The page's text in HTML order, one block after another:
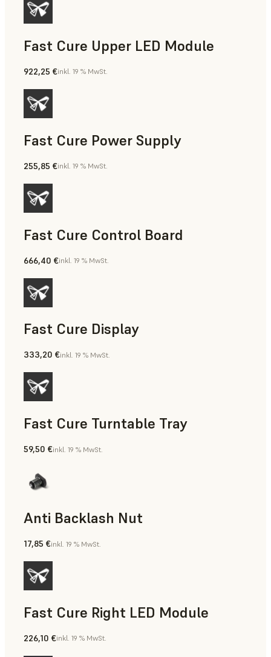
Fast Cure Upper LED Module
922,25 €inkl. 19 % MwSt.
Fast Cure Power Supply
255,85 €inkl. 19 % MwSt.
Fast Cure Control Board
666,40 €inkl. 19 % MwSt.
Fast Cure Display
333,20 €inkl. 19 % MwSt.
Fast Cure Turntable Tray
59,50 €inkl. 19 % MwSt.
Anti Backlash Nut
17,85 €inkl. 19 % MwSt.
Fast Cure Right LED Module
226,10 €inkl. 19 % MwSt.